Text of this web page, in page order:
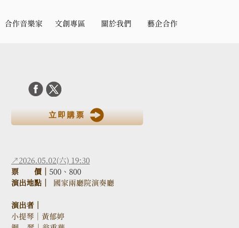
合作音樂家 文創專區 關於我們 藝企合作
立即購票
↗2026.05.02(六) 19:30
票　　價｜ 500、800
演出地點｜
國家兩廳院演奏廳
演出者｜
小提琴｜黃郁婷